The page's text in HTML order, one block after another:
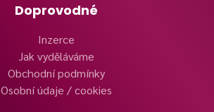
Doprovodné
Inzerce
Jak vyděláváme
Obchodní podmínky
Osobní údaje / cookies